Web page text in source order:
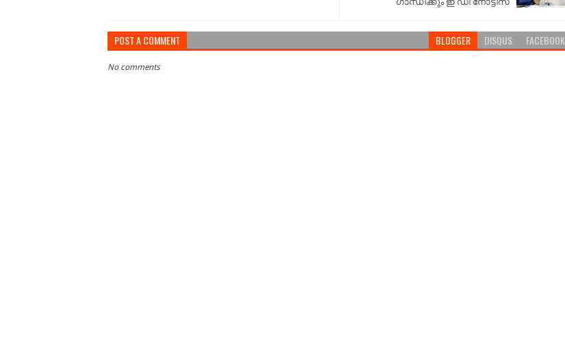
POST A COMMENT BLOGGER DISQUS FACEBOOK
No comments